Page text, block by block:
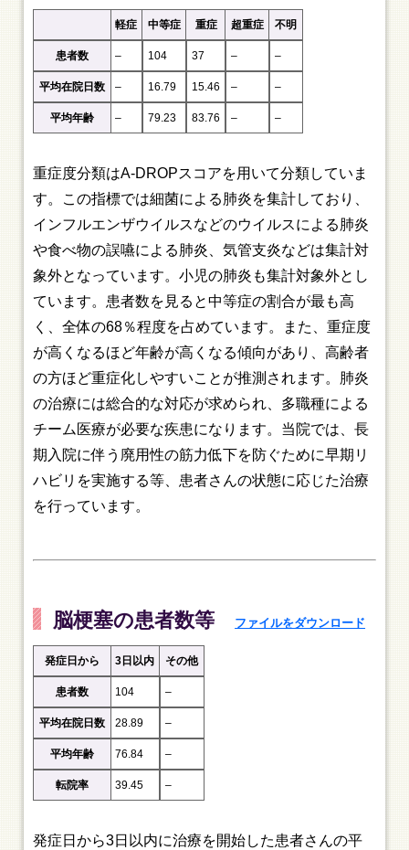
患者数
平均在院日数
平均年齢
軽症
–
–
–
中等症
104
16.79
79.23
重症
37
15.46
83.76
超重症
–
–
–
不明
–
–
–
重症度分類はA-DROPスコアを用いて分類していま
す。この指標では細菌による肺炎を集計しており、
インフルエンザウイルスなどのウイルスによる肺炎
や食べ物の誤嚥による肺炎、気管支炎などは集計対
象外となっています。小児の肺炎も集計対象外とし
ています。患者数を見ると中等症の割合が最も高
く、全体の68％程度を占めています。また、重症度
が高くなるほど年齢が高くなる傾向があり、高齢者
の方ほど重症化しやすいことが推測されます。肺炎
の治療には総合的な対応が求められ、多職種による
チーム医療が必要な疾患になります。当院では、長
期入院に伴う廃用性の筋力低下を防ぐために早期リ
ハビリを実施する等、患者さんの状態に応じた治療
を行っています。
脳梗塞の患者数等 ファイルをダウンロード
発症日から
患者数
平均在院日数
平均年齢
転院率
3日以内
104
28.89
76.84
39.45
その他
–
–
–
–
発症日から3日以内に治療を開始した患者さんの平